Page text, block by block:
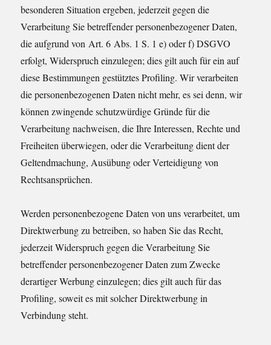
besonderen Situation ergeben, jederzeit gegen die
Verarbeitung Sie betreffender personenbezogener Daten,
die aufgrund von Art. 6 Abs. 1 S. 1 e) oder f) DSGVO
erfolgt, Widerspruch einzulegen; dies gilt auch für ein auf
diese Bestimmungen gestütztes Profiling. Wir verarbeiten
die personenbezogenen Daten nicht mehr, es sei denn, wir
können zwingende schutzwürdige Gründe für die
Verarbeitung nachweisen, die Ihre Interessen, Rechte und
Freiheiten überwiegen, oder die Verarbeitung dient der
Geltendmachung, Ausübung oder Verteidigung von
Rechtsansprüchen.
Werden personenbezogene Daten von uns verarbeitet, um
Direktwerbung zu betreiben, so haben Sie das Recht,
jederzeit Widerspruch gegen die Verarbeitung Sie
betreffender personenbezogener Daten zum Zwecke
derartiger Werbung einzulegen; dies gilt auch für das
Profiling, soweit es mit solcher Direktwerbung in
Verbindung steht.